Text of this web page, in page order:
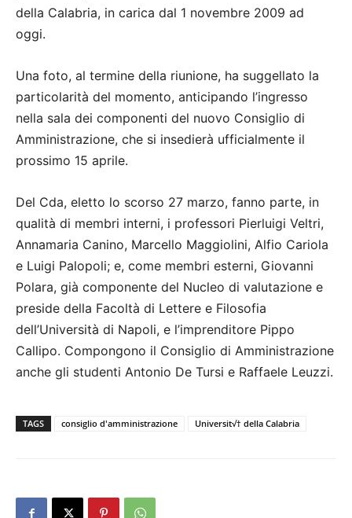
della Calabria, in carica dal 1 novembre 2009 ad
oggi.
Una foto, al termine della riunione, ha suggellato la
particolarità del momento, anticipando l’ingresso
nella sala dei componenti del nuovo Consiglio di
Amministrazione, che si insedierà ufficialmente il
prossimo 15 aprile.
Del Cda, eletto lo scorso 27 marzo, fanno parte, in
qualità di membri interni, i professori Pierluigi Veltri,
Annamaria Canino, Marcello Maggiolini, Alfio Cariola
e Luigi Palopoli; e, come membri esterni, Giovanni
Polara, già componente del Nucleo di valutazione e
preside della Facoltà di Lettere e Filosofia
dell’Università di Napoli, e l’imprenditore Pippo
Callipo. Compongono il Consiglio di Amministrazione
anche gli studenti Antonio De Tursi e Raffaele Leuzzi.
TAGS consiglio d'amministrazione Universit√† della Calabria